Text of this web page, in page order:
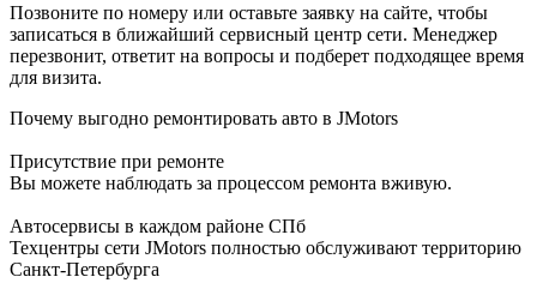
Позвоните по номеру или оставьте заявку на сайте, чтобы
записаться в ближайший сервисный центр сети. Менеджер
перезвонит, ответит на вопросы и подберет подходящее время
для визита.
Почему выгодно ремонтировать авто в JMotors
Присутствие при ремонте
Вы можете наблюдать за процессом ремонта вживую.
Автосервисы в каждом районе СПб
Техцентры сети JMotors полностью обслуживают территорию
Санкт-Петербурга